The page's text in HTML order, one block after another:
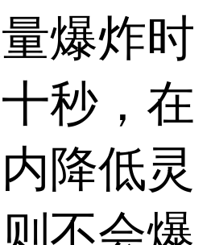
爆炸时
秒，在
降低灵